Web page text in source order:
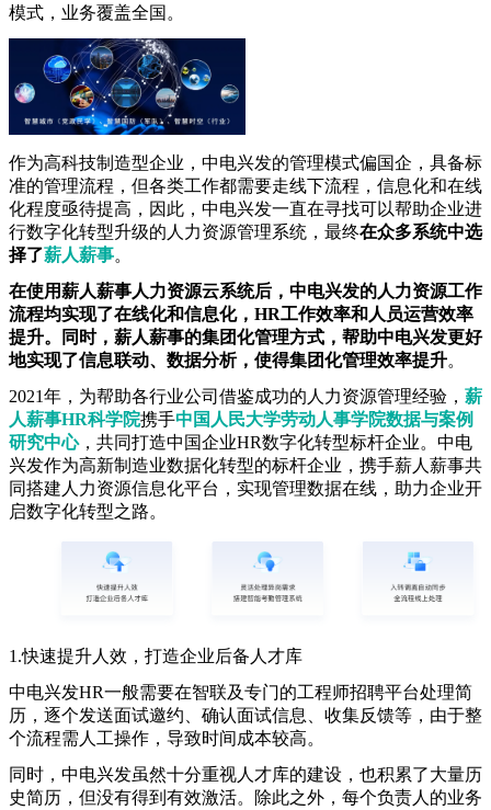
模式，业务覆盖全国。
作为高科技制造型企业，中电兴发的管理模式偏国企，具备标
准的管理流程，但各类工作都需要走线下流程，信息化和在线
化程度亟待提高，因此，中电兴发一直在寻找可以帮助企业进
行数字化转型升级的人力资源管理系统，最终在众多系统中选
择了薪人薪事。
在使用薪人薪事人力资源云系统后，中电兴发的人力资源工作
流程均实现了在线化和信息化，HR工作效率和人员运营效率
提升。同时，薪人薪事的集团化管理方式，帮助中电兴发更好
地实现了信息联动、数据分析，使得集团化管理效率提升。
2021年，为帮助各行业公司借鉴成功的人力资源管理经验， 薪
人薪事HR科学院携手中国人民大学劳动人事学院数据与案例
研究中心，共同打造中国企业HR数字化转型标杆企业。中电
兴发作为高新制造业数据化转型的标杆企业，携手薪人薪事共
同搭建人力资源信息化平台，实现管理数据在线，助力企业开
启数字化转型之路。
1.快速提升人效，打造企业后备人才库
中电兴发HR一般需要在智联及专门的工程师招聘平台处理简
历，逐个发送面试邀约、确认面试信息、收集反馈等，由于整
个流程需人工操作，导致时间成本较高。
同时，中电兴发虽然十分重视人才库的建设，也积累了大量历
史简历，但没有得到有效激活。除此之外，每个负责人的业务